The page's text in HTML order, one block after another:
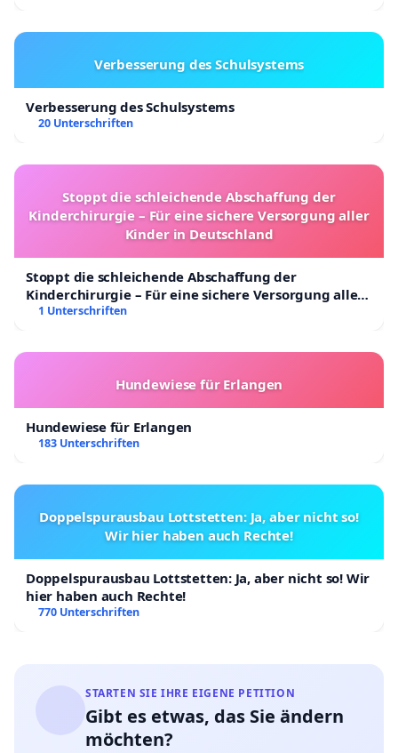
Verbesserung des Schulsystems
Verbesserung des Schulsystems
20 Unterschriften
Stoppt die schleichende Abschaffung der
Kinderchirurgie – Für eine sichere Versorgung aller
Kinder in Deutschland
Stoppt die schleichende Abschaffung der
Kinderchirurgie – Für eine sichere Versorgung aller
Kinder in Deutschland
1 Unterschriften
Hundewiese für Erlangen
Hundewiese für Erlangen
183 Unterschriften
Doppelspurausbau Lottstetten: Ja, aber nicht so!
Wir hier haben auch Rechte!
Doppelspurausbau Lottstetten: Ja, aber nicht so! Wir
hier haben auch Rechte!
770 Unterschriften
STARTEN SIE IHRE EIGENE PETITION
Gibt es etwas, das Sie ändern
möchten?